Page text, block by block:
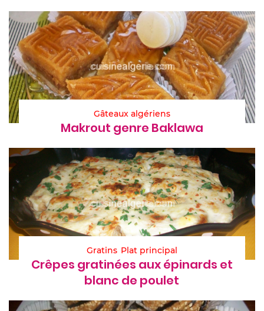
Gâteaux algériens
Makrout genre Baklawa
Gratins Plat principal
Crêpes gratinées aux épinards et
blanc de poulet